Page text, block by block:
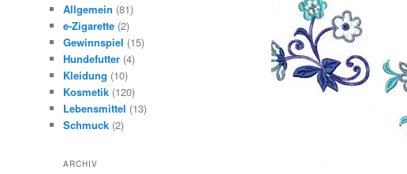
Allgemein (81)
e-Zigarette (2)
Gewinnspiel (15)
Hundefutter (4)
Kleidung (10)
Kosmetik (120)
Lebensmittel (13)
Schmuck (2)
ARCHIV